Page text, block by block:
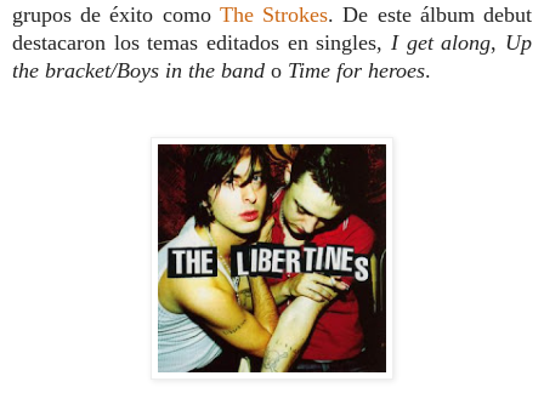
grupos de éxito como The Strokes. De este álbum debut
destacaron los temas editados en singles, I get along, Up
the bracket/Boys in the band o Time for heroes.